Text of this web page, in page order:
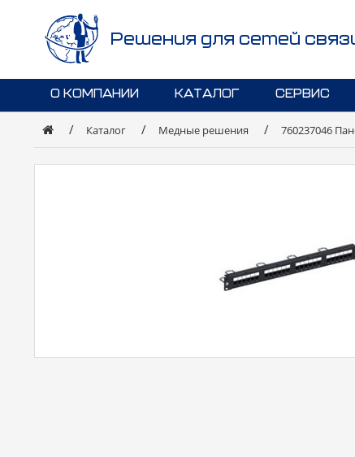
Решения для сетей
О КОМПАНИИ КАТАЛОГ СЕРВИС
Каталог Медные решения 760237046